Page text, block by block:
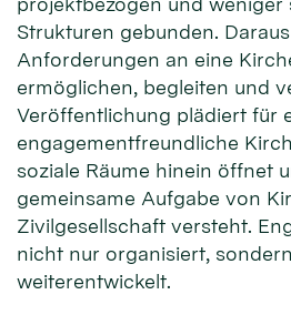
Strukturen gebunden.
Anforderungen an eine
ermöglichen, begleiten und
Veröffentlichung plädiert für
engagementfreundliche
soziale Räume hinein öffnet
gemeinsame Aufgabe von
Zivilgesellschaft versteht.
nicht nur organisiert,
weiterentwickelt.